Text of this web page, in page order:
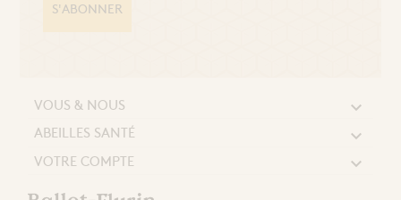
S'ABONNER
VOUS & NOUS 
ABEILLES SANTÉ 
VOTRE COMPTE 